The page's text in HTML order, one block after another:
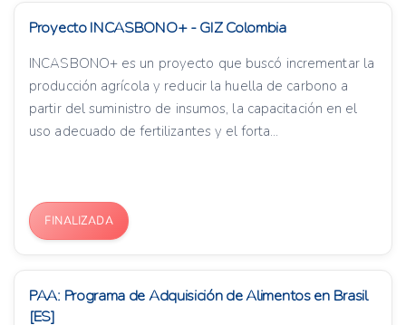
Proyecto INCASBONO+ - GIZ Colombia
INCASBONO+ es un proyecto que buscó incrementar la
producción agrícola y reducir la huella de carbono a
partir del suministro de insumos, la capacitación en el
uso adecuado de fertilizantes y el forta...
FINALIZADA
PAA: Programa de Adquisición de Alimentos en Brasil
[ES]